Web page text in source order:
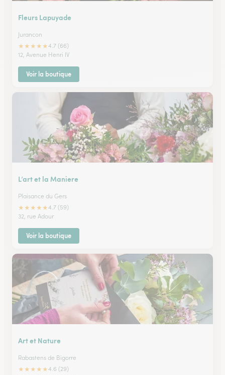
Fleurs Lapuyade
Jurancon
★★★★★4.7 (66)
12, Avenue Henri IV
Voir la boutique
L’art et la Maniere
Plaisance du Gers
★★★★★4.7 (59)
32, rue Adour
Voir la boutique
Art et Nature
Rabastens de Bigorre
★★★★★4.6 (29)